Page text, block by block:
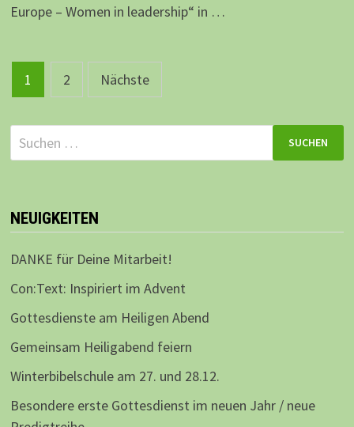
Europe – Women in leadership“ in …
Beitragsnavigation
1 2 Nächste
Suchen
nach:
NEUIGKEITEN
DANKE für Deine Mitarbeit!
Con:Text: Inspiriert im Advent
Gottesdienste am Heiligen Abend
Gemeinsam Heiligabend feiern
Winterbibelschule am 27. und 28.12.
Besondere erste Gottesdienst im neuen Jahr / neue